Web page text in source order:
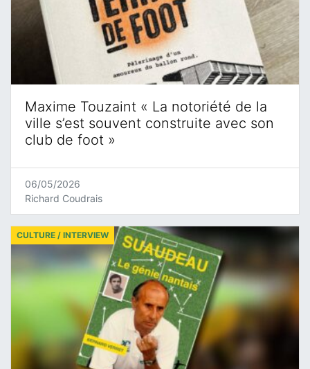
Maxime Touzaint « La notoriété de la
ville s’est souvent construite avec son
club de foot »
06/05/2026
Richard Coudrais
CULTURE / INTERVIEW